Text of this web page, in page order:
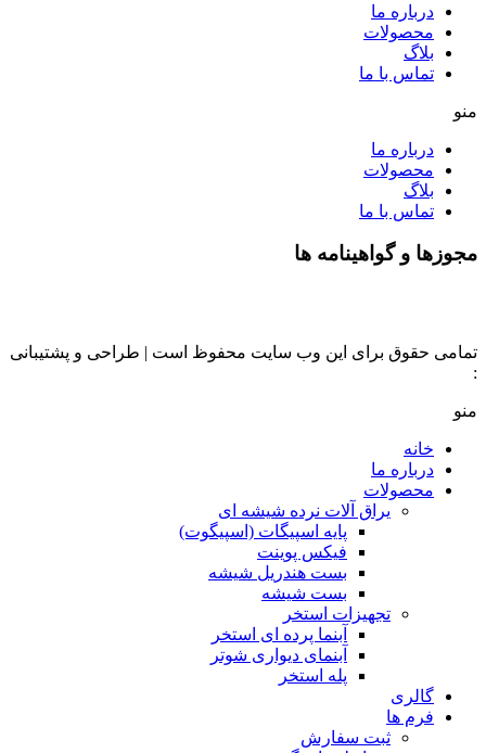
درباره ما
محصولات
بلاگ
تماس با ما
منو
درباره ما
محصولات
بلاگ
تماس با ما
مجوزها و گواهینامه ها
تمامی حقوق برای این وب سایت محفوظ است | طراحی و پشتیبانی
:
منو
خانه
درباره ما
محصولات
یراق آلات نرده شیشه ای
پایه اسپیگات (اسپیگوت)
فیکس پوینت
بست هندریل شیشه
بست شیشه
تجهیزات استخر
آبنما پرده ای استخر
آبنمای دیواری شوتر
پله استخر
گالری
فرم ها
ثبت سفارش